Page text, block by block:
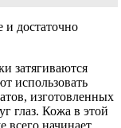
и достаточно
затягиваются
использовать
изготовленных
глаз. Кожа в этой